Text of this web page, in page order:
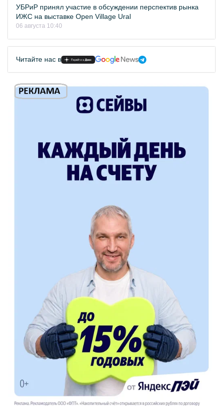
УБРиР принял участие в обсуждении перспектив рынка
ИЖС на выставке Open Village Ural
06 августа 10:40
Читайте нас в